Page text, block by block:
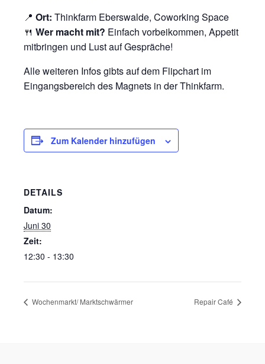
📍 Ort: Thinkfarm Eberswalde, Coworking Space
🍴 Wer macht mit? Einfach vorbeikommen, Appetit
mitbringen und Lust auf Gespräche!
Alle weiteren Infos gibts auf dem Flipchart im
Eingangsbereich des Magnets in der Thinkfarm.
Zum Kalender hinzufügen
DETAILS
Datum:
Juni 30
Zeit:
12:30 - 13:30
Wochenmarkt/ Marktschwärmer Repair Café